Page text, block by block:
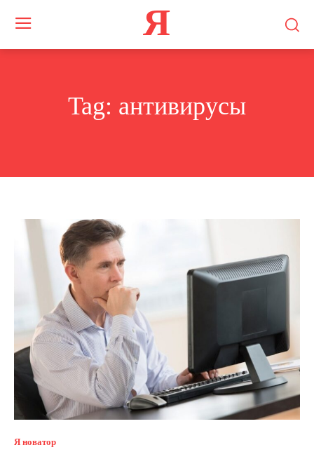
Я
Tag: антивирусы
Я новатор